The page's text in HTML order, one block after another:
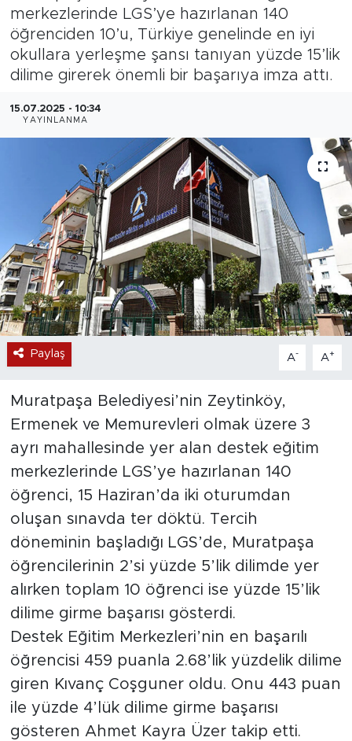
merkezlerinde LGS’ye hazırlanan 140
öğrenciden 10’u, Türkiye genelinde en iyi
okullara yerleşme şansı tanıyan yüzde 15’lik
dilime girerek önemli bir başarıya imza attı.
15.07.2025 - 10:34
YAYINLANMA
Paylaş A- A+
Muratpaşa Belediyesi’nin Zeytinköy,
Ermenek ve Memurevleri olmak üzere 3
ayrı mahallesinde yer alan destek eğitim
merkezlerinde LGS’ye hazırlanan 140
öğrenci, 15 Haziran’da iki oturumdan
oluşan sınavda ter döktü. Tercih
döneminin başladığı LGS’de, Muratpaşa
öğrencilerinin 2’si yüzde 5’lik dilimde yer
alırken toplam 10 öğrenci ise yüzde 15’lik
dilime girme başarısı gösterdi.
Destek Eğitim Merkezleri’nin en başarılı
öğrencisi 459 puanla 2.68’lik yüzdelik dilime
giren Kıvanç Coşguner oldu. Onu 443 puan
ile yüzde 4’lük dilime girme başarısı
gösteren Ahmet Kayra Üzer takip etti.
Kültür- Sanat
Magazin
Resmi İlanlar
Sağlık
Spor
Turizm
Haber Arşivi